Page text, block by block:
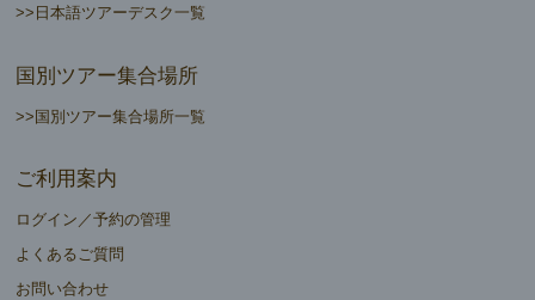
>>日本語ツアーデスク一覧
国別ツアー集合場所
>>国別ツアー集合場所一覧
ご利用案内
ログイン／予約の管理
よくあるご質問
お問い合わせ